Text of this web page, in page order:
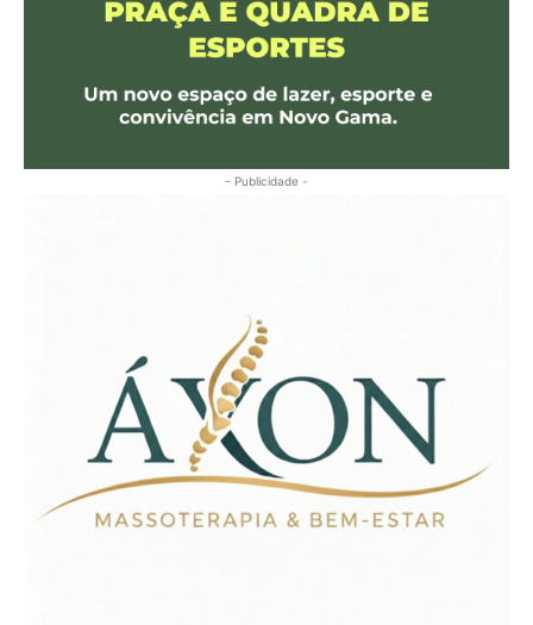
- Publicidade -